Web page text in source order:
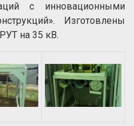
с инновационными
Изготовлены
на 35 кВ.